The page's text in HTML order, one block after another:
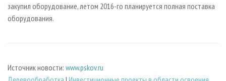
закупил оборудование, летом 2016-го планируется полная поставка
оборудования.
Источник новости: www.pskov.ru